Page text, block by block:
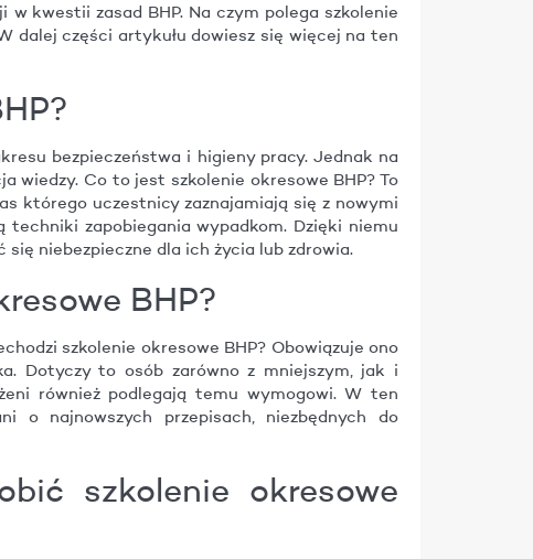
kwestii zasad BHP. Na czym polega szkolenie
dalej części artykułu dowiesz się więcej na ten
bezpieczeństwa i higieny pracy. Jednak na
wiedzy. Co to jest szkolenie okresowe BHP? To
którego uczestnicy zaznajamiają się z nowymi
techniki zapobiegania wypadkom. Dzięki niemu
niebezpieczne dla ich życia lub zdrowia.
BHP?
szkolenie okresowe BHP? Obowiązuje ono
Dotyczy to osób zarówno z mniejszym, jak i
również podlegają temu wymogowi. W ten
o najnowszych przepisach, niezbędnych do
szkolenie okresowe